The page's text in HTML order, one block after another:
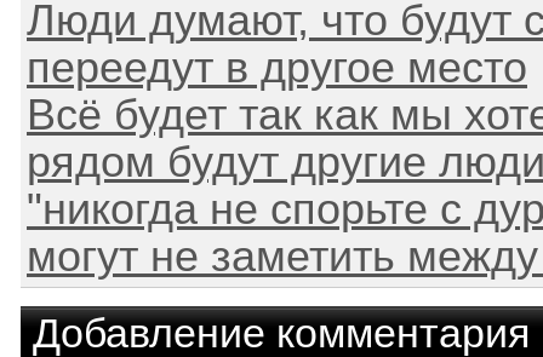
Люди думают, что будут
переедут в другое место
Всё будет так как мы
рядом будут другие
"никогда не спорьте с
могут не заметить
Добавление комментария